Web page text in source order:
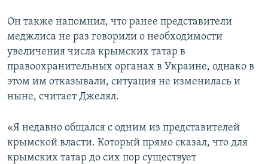
Он также напомнил, что ранее представители
меджлиса не раз говорили о необходимости
увеличения числа крымских татар в
правоохранительных органах в Украине, однако в
этом им отказывали, ситуация не изменилась и
ныне, считает Джелял.
«Я недавно общался с одним из представителей
крымской власти. Который прямо сказал, что для
крымских татар до сих пор существует